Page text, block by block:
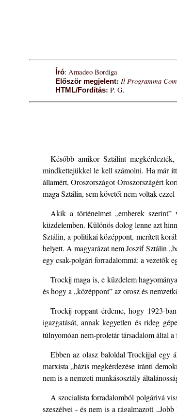
Író: Amadeo Bordiga
Először megjelent:Il Programma
HTML/Fordítás:P. G.
Később amikor Sztálint
mindkettejükkel le kell számolni. Ha már
államért, Oroszországot Oroszországért
maga Sztálin, sem követői nem voltak ezzel
Akik a történelmet „emberek
küzdelemben. Különös dolog lenne azt
Sztálin, a politikai középpont, merített
helyett. A magyarázat nem Joszif Sztálin
egy csak-polgári forradalommá: a vezetők
Trockij maga is, e küzdelem
és hogy a „középpont” az orosz és
Trockij roppant érdeme, hogy 1923-
igazgatását, annak kegyetlen és rideg
túlnyomóan nem-proletár társadalom által
Ebben az olasz baloldal Trockijjal egy
marxista „bázis megkérdezése iránti
nem is a nemzeti munkásosztály
A szocialista forradalomból polgárivá
szeszélyei - és nem is a rágalmazott